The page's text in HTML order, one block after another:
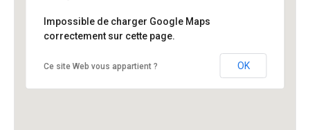
Impossible de charger Google Maps
correctement sur cette page.
Ce site Web vous appartient ? OK